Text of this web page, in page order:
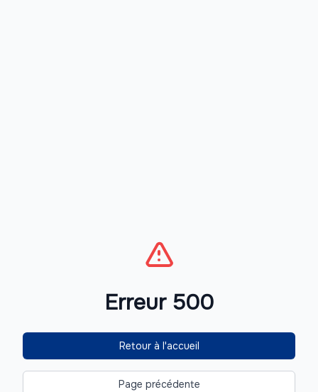
Erreur 500
Retour à l'accueil
Page précédente